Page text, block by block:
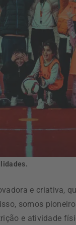
e criativa,
somos
e atividade